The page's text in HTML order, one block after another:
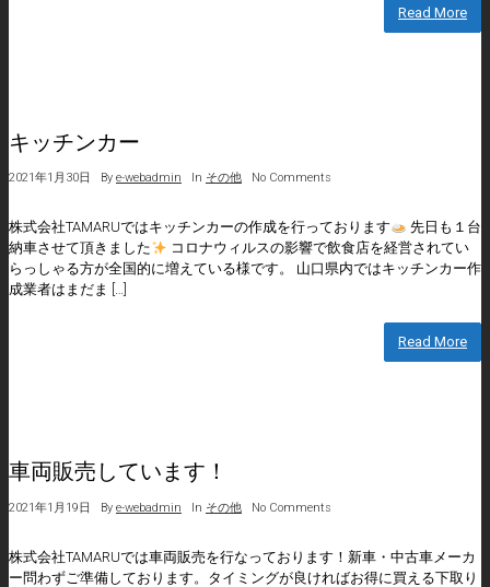
Read More
キッチンカー
2021年1月30日 By e-webadmin In その他 No Comments
株式会社TAMARUではキッチンカーの作成を行っております
先日も１台
納車させて頂きました
コロナウィルスの影響で飲食店を経営されてい
らっしゃる方が全国的に増えている様です。 山口県内ではキッチンカー作
成業者はまだま […]
Read More
車両販売しています！
2021年1月19日 By e-webadmin In その他 No Comments
株式会社TAMARUでは車両販売を行なっております！新車・中古車メーカ
ー問わずご準備しております。タイミングが良ければお得に買える下取り